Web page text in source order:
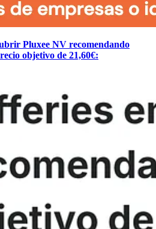
Pluxee NV recomendando
objetivo de 21,60€: